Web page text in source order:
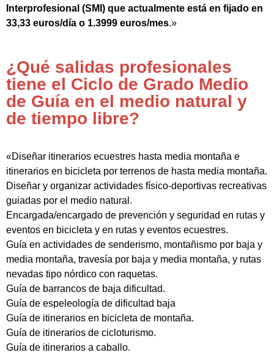
Interprofesional (SMI) que actualmente está en fijado en
33,33 euros/día o 1.3999 euros/mes.»
¿Qué salidas profesionales
tiene el Ciclo de Grado Medio
de Guía en el medio natural y
de tiempo libre?
«Diseñar itinerarios ecuestres hasta media montaña e
itinerarios en bicicleta por terrenos de hasta media montaña.
Diseñar y organizar actividades físico-deportivas recreativas
guiadas por el medio natural.
Encargada/encargado de prevención y seguridad en rutas y
eventos en bicicleta y en rutas y eventos ecuestres.
Guía en actividades de senderismo, montañismo por baja y
media montaña, travesía por baja y media montaña, y rutas
nevadas tipo nórdico con raquetas.
Guía de barrancos de baja dificultad.
Guía de espeleología de dificultad baja
Guía de itinerarios en bicicleta de montaña.
Guía de itinerarios de cicloturismo.
Guía de itinerarios a caballo.